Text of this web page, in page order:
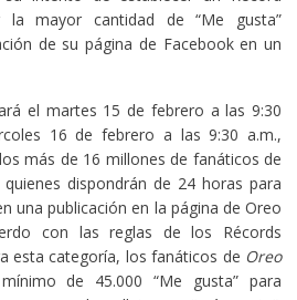
la mayor cantidad de “Me gusta”
de su página de Facebook en un
el martes 15 de febrero a las 9:30
16 de febrero a las 9:30 a.m.,
más de 16 millones de fanáticos de
dispondrán de 24 horas para
una publicación en la página de Oreo
con las reglas de los Récords
esta categoría, los fanáticos de Oreo
de 45.000 “Me gusta” para